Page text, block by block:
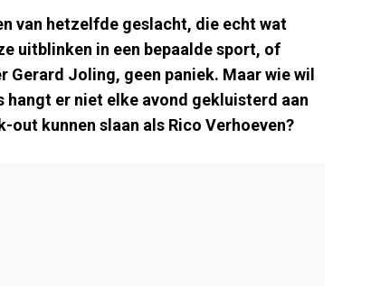
van hetzelfde geslacht, die echt wat
uitblinken in een bepaalde sport, of
Gerard Joling, geen paniek. Maar wie wil
hangt er niet elke avond gekluisterd aan
out kunnen slaan als Rico Verhoeven?